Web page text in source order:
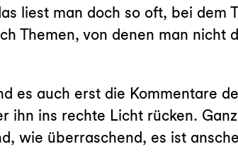
liest man doch so oft, bei dem
Themen, von denen man nicht
es auch erst die Kommentare
ihn ins rechte Licht rücken.
wie überraschend, es ist